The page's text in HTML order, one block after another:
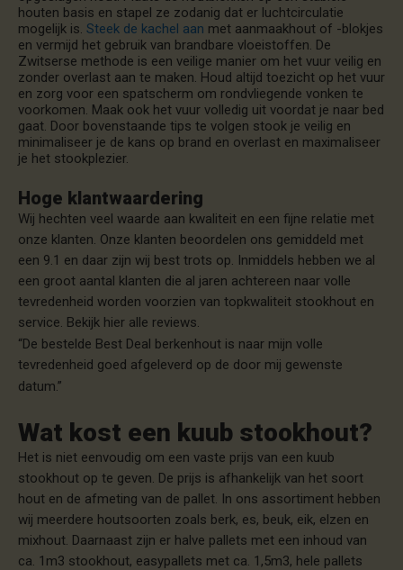
houten basis en stapel ze zodanig dat er luchtcirculatie
mogelijk is. Steek de kachel aan met aanmaakhout of -blokjes
en vermijd het gebruik van brandbare vloeistoffen. De
Zwitserse methode is een veilige manier om het vuur veilig en
zonder overlast aan te maken. Houd altijd toezicht op het vuur
en zorg voor een spatscherm om rondvliegende vonken te
voorkomen. Maak ook het vuur volledig uit voordat je naar bed
gaat. Door bovenstaande tips te volgen stook je veilig en
minimaliseer je de kans op brand en overlast en maximaliseer
je het stookplezier.
Hoge klantwaardering
Wij hechten veel waarde aan kwaliteit en een fijne relatie met
onze klanten. Onze klanten beoordelen ons gemiddeld met
een 9.1 en daar zijn wij best trots op. Inmiddels hebben we al
een groot aantal klanten die al jaren achtereen naar volle
tevredenheid worden voorzien van topkwaliteit stookhout en
service. Bekijk hier alle reviews.
“De bestelde Best Deal berkenhout is naar mijn volle
tevredenheid goed afgeleverd op de door mij gewenste
datum.”
Wat kost een kuub stookhout?
Het is niet eenvoudig om een vaste prijs van een kuub
stookhout op te geven. De prijs is afhankelijk van het soort
hout en de afmeting van de pallet. In ons assortiment hebben
wij meerdere houtsoorten zoals berk, es, beuk, eik, elzen en
mixhout. Daarnaast zijn er halve pallets met een inhoud van
ca. 1m3 stookhout, easypallets met ca. 1,5m3, hele pallets